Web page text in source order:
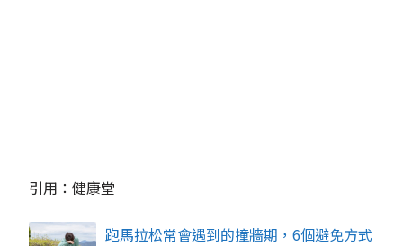
引用：健康堂
跑馬拉松常會遇到的撞牆期，6個避免方式